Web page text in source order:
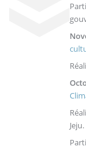
Jeju.